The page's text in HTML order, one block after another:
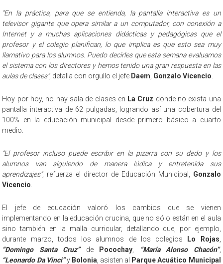
“En la práctica, para que se entienda, la pantalla interactiva es un
televisor gigante que opera similar a un computador, con conexión a
Internet y a muchas aplicaciones didácticas y pedagógicas que el
profesor y el colegio planifican, lo que implica es que esto sea muy
llamativo para los alumnos. Puedo decirles que esta semana evaluamos
el sistema con los directores y hemos tenido una gran respuesta en las
aulas de clases”, detalla con orgullo el jefe Daem, Gonzalo Vicencio.
Hoy por hoy, no hay sala de clases en La Cruz donde no exista una
pantalla interactiva de 62 pulgadas, logrando así una cobertura del
100% en la educación municipal desde primero básico a cuarto
medio.
“El profesor incluso puede escribir en la pizarra con su dedo y los
alumnos van siguiendo de manera lúdica y entretenida sus
aprendizajes”, refuerza el director de Educación Municipal, Gonzalo
Vicencio.
El jefe de educación valoró los cambios que se vienen
implementando en la educación crucina, que no sólo están en el aula
sino también en la malla curricular, detallando que, por ejemplo,
durante marzo, todos los alumnos de los colegios
Lo Rojas,
“Domingo Santa Cruz”de Pocochay, “María Alonso Chacón”,
“Leonardo Da Vinci”y Bolonia, asisten al
Parque Acuático Municipal